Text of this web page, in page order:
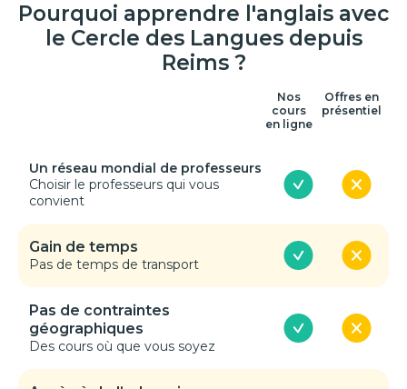
Pourquoi apprendre l'anglais avec
le Cercle des Langues depuis
Reims ?
Nos
cours
en ligne
Offres en
présentiel
Un réseau mondial de professeurs
Choisir le professeurs qui vous
convient
Gain de temps
Pas de temps de transport
Pas de contraintes
géographiques
Des cours où que vous soyez